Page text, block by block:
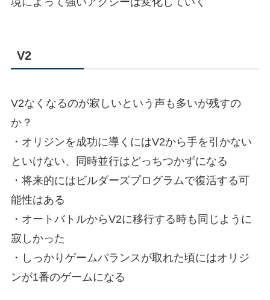
V2
V2なくなるのが寂しいという声も多いが残すの
か？
・オリジンを成功に導くにはV2から手を引かない
といけない、同時並行はどっちつかずになる
・将来的にはビルダーズプログラムで復活する可
能性はある
・オートバトルからV2に移行する時も同じように
寂しかった
・しっかりゲームバランスが取れた頃にはオリジ
ンが1番のゲームになる